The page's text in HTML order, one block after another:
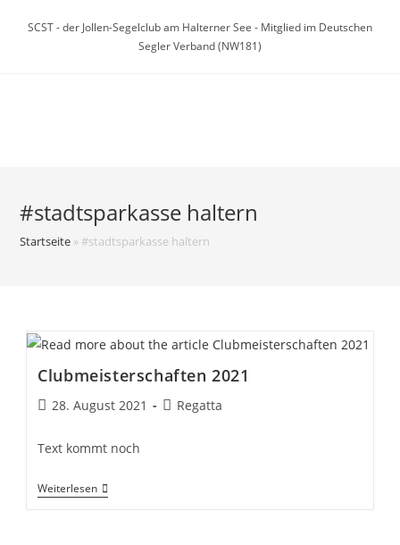
InhaltSCST - der Jollen-Segelclub am Halterner See - Mitglied im Deutschen
Segler Verband (NW181)
#stadtsparkasse haltern
Startseite »#stadtsparkasse haltern
Clubmeisterschaften 2021
Beitrag
28. August 2021
Beitrags-
Regatta
Text kommt noch
WeiterlesenClubmeisterschaften
2021